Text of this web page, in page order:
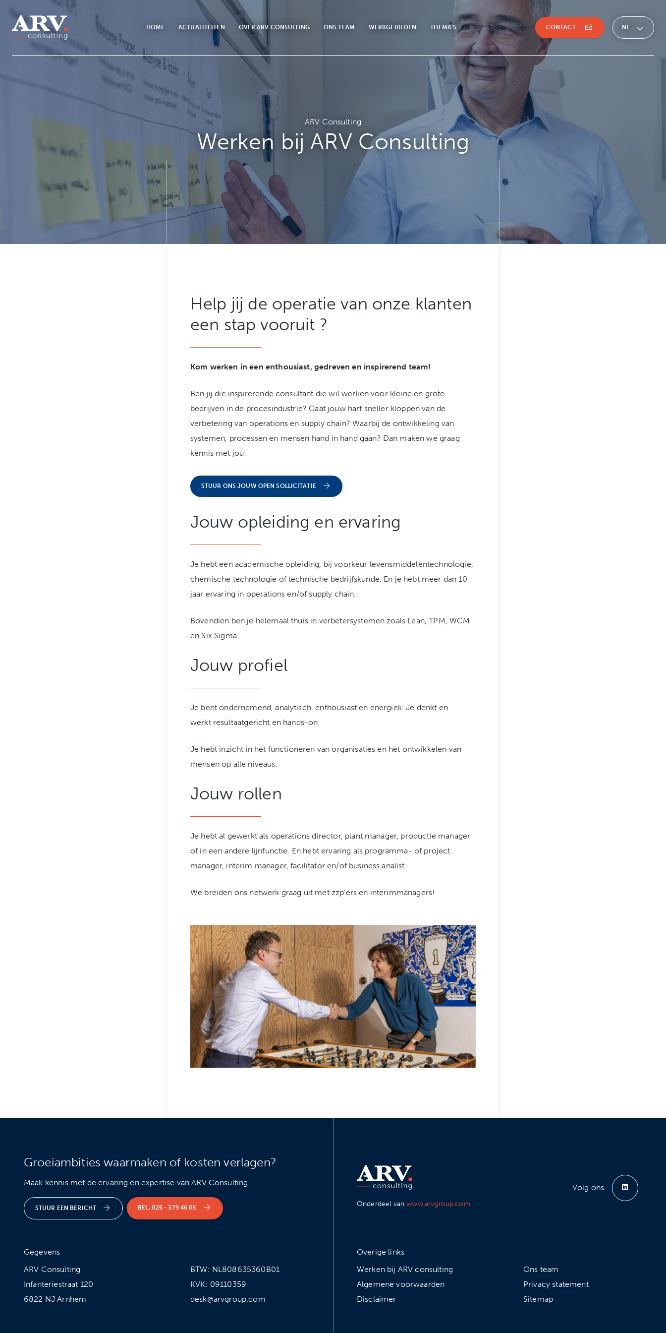
Werken bij ARV Consulting
ARV Consulting
Help jij de operatie van onze klanten
een stap vooruit ?
Kom werken in een enthousiast, gedreven en inspirerend team!
Ben jij die inspirerende consultant die wil werken voor kleine en grote
bedrijven in de procesindustrie? Gaat jouw hart sneller kloppen van de
verbetering van operations en supply chain? Waarbij de ontwikkeling van
systemen, processen en mensen hand in hand gaan? Dan maken we graag
kennis met jou!
STUUR ONS JOUW OPEN SOLLICITATIE
Jouw opleiding en ervaring
Je hebt een academische opleiding, bij voorkeur levensmiddelentechnologie,
chemische technologie of technische bedrijfskunde. En je hebt meer dan 10
jaar ervaring in operations en/of supply chain.
Bovendien ben je helemaal thuis in verbetersystemen zoals Lean, TPM, WCM
en Six Sigma.
Jouw profiel
Je bent ondernemend, analytisch, enthousiast en energiek. Je denkt en
werkt resultaatgericht en hands-on.
Je hebt inzicht in het functioneren van organisaties en het ontwikkelen van
mensen op alle niveaus.
Jouw rollen
Je hebt al gewerkt als operations director, plant manager, productie manager
of in een andere lijnfunctie. En hebt ervaring als programma- of project
manager, interim manager, facilitator en/of business analist.
We breiden ons netwerk graag uit met zzp'ers en interimmanagers!
Groeiambities waarmaken of kosten verlagen?
Maak kennis met de ervaring en expertise van ARV Consulting.
STUUR EEN BERICHT BEL. 026 - 379 46 05 Onderdeel vanwww.arvgroup.com
Volg ons
Gegevens
ARV Consulting
Infanteriestraat 120
6822 NJ Arnhem
BTW: NL808635360B01
KVK: 09110359
desk@arvgroup.com
Overige links
Werken bij ARV consulting
Ons team
Algemene voorwaarden
Privacy statement
Disclaimer
Sitemap
HOME ACTUALITEITEN OVER ARV CONSULTING ONS TEAM WERKGEBIEDEN THEMA'S CONTACT NL